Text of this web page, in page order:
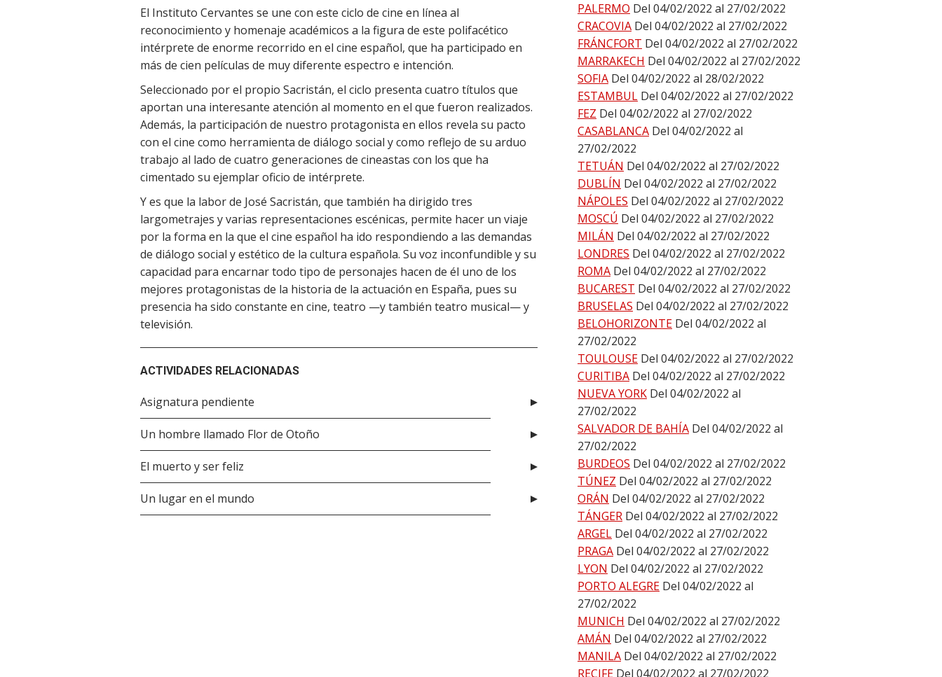
El Instituto Cervantes se une con este ciclo de cine en línea al
reconocimiento y homenaje académicos a la figura de este polifacético
intérprete de enorme recorrido en el cine español, que ha participado en
más de cien películas de muy diferente espectro e intención.
Seleccionado por el propio Sacristán, el ciclo presenta cuatro títulos que
aportan una interesante atención al momento en el que fueron realizados.
Además, la participación de nuestro protagonista en ellos revela su pacto
con el cine como herramienta de diálogo social y como reflejo de su arduo
trabajo al lado de cuatro generaciones de cineastas con los que ha
cimentado su ejemplar oficio de intérprete.
Y es que la labor de José Sacristán, que también ha dirigido tres
largometrajes y varias representaciones escénicas, permite hacer un viaje
por la forma en la que el cine español ha ido respondiendo a las demandas
de diálogo social y estético de la cultura española. Su voz inconfundible y su
capacidad para encarnar todo tipo de personajes hacen de él uno de los
mejores protagonistas de la historia de la actuación en España, pues su
presencia ha sido constante en cine, teatro —y también teatro musical— y
televisión.
ACTIVIDADES RELACIONADAS
Asignatura pendiente
Un hombre llamado Flor de Otoño
El muerto y ser feliz
Un lugar en el mundo
PALERMO Del 04/02/2022 al 27/02/2022
CRACOVIA Del 04/02/2022 al 27/02/2022
FRÁNCFORT Del 04/02/2022 al 27/02/2022
MARRAKECH Del 04/02/2022 al 27/02/2022
SOFIA Del 04/02/2022 al 28/02/2022
ESTAMBUL Del 04/02/2022 al 27/02/2022
FEZ Del 04/02/2022 al 27/02/2022
CASABLANCA Del 04/02/2022 al
27/02/2022
TETUÁN Del 04/02/2022 al 27/02/2022
DUBLÍN Del 04/02/2022 al 27/02/2022
NÁPOLES Del 04/02/2022 al 27/02/2022
MOSCÚ Del 04/02/2022 al 27/02/2022
MILÁN Del 04/02/2022 al 27/02/2022
LONDRES Del 04/02/2022 al 27/02/2022
ROMA Del 04/02/2022 al 27/02/2022
BUCAREST Del 04/02/2022 al 27/02/2022
BRUSELAS Del 04/02/2022 al 27/02/2022
BELOHORIZONTE Del 04/02/2022 al
27/02/2022
TOULOUSE Del 04/02/2022 al 27/02/2022
CURITIBA Del 04/02/2022 al 27/02/2022
NUEVA YORK Del 04/02/2022 al
27/02/2022
SALVADOR DE BAHÍA Del 04/02/2022 al
27/02/2022
BURDEOS Del 04/02/2022 al 27/02/2022
TÚNEZ Del 04/02/2022 al 27/02/2022
ORÁN Del 04/02/2022 al 27/02/2022
TÁNGER Del 04/02/2022 al 27/02/2022
ARGEL Del 04/02/2022 al 27/02/2022
PRAGA Del 04/02/2022 al 27/02/2022
LYON Del 04/02/2022 al 27/02/2022
PORTO ALEGRE Del 04/02/2022 al
27/02/2022
MUNICH Del 04/02/2022 al 27/02/2022
AMÁN Del 04/02/2022 al 27/02/2022
MANILA Del 04/02/2022 al 27/02/2022
RECIFE Del 04/02/2022 al 27/02/2022